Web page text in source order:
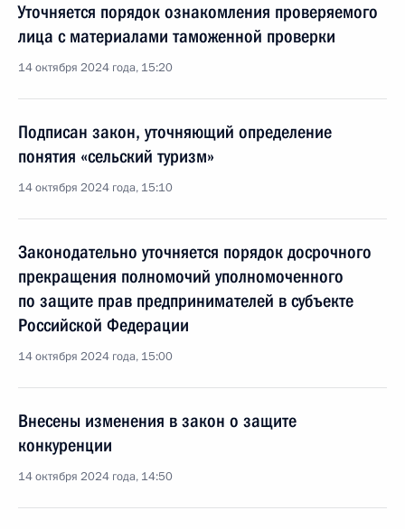
Уточняется порядок ознакомления проверяемого
лица с материалами таможенной проверки
14 октября 2024 года, 15:20
Подписан закон, уточняющий определение
понятия «сельский туризм»
14 октября 2024 года, 15:10
Законодательно уточняется порядок досрочного
прекращения полномочий уполномоченного
по защите прав предпринимателей в субъекте
Российской Федерации
14 октября 2024 года, 15:00
Внесены изменения в закон о защите
конкуренции
14 октября 2024 года, 14:50